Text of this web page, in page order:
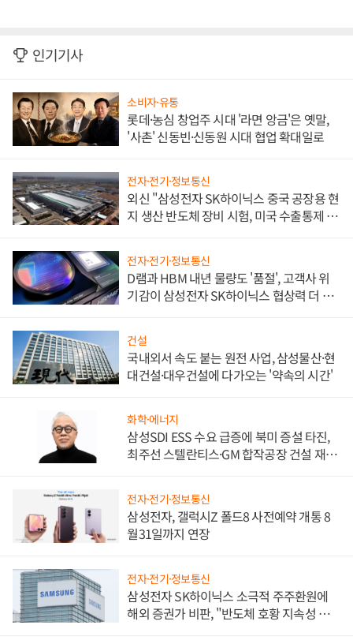
인기기사
소비자·유통
롯데·농심 창업주 시대 '라면 앙금'은 옛말,
'사촌' 신동빈·신동원 시대 협업 확대일로
전자·전기·정보통신
외신 "삼성전자 SK하이닉스 중국 공장용 현
지 생산 반도체 장비 시험, 미국 수출통제 대
전자·전기·정보통신
D램과 HBM 내년 물량도 '품절', 고객사 위
기감이 삼성전자 SK하이닉스 협상력 더 키
건설
국내외서 속도 붙는 원전 사업, 삼성물산·현
대건설·대우건설에 다가오는 '약속의 시간'
화학·에너지
삼성SDI ESS 수요 급증에 북미 증설 타진,
최주선 스텔란티스·GM 합작공장 건설 재추
전자·전기·정보통신
삼성전자, 갤럭시Z 폴드8 사전예약 개통 8
월31일까지 연장
전자·전기·정보통신
삼성전자 SK하이닉스 소극적 주주환원에
해외 증권가 비판, "반도체 호황 지속성 의